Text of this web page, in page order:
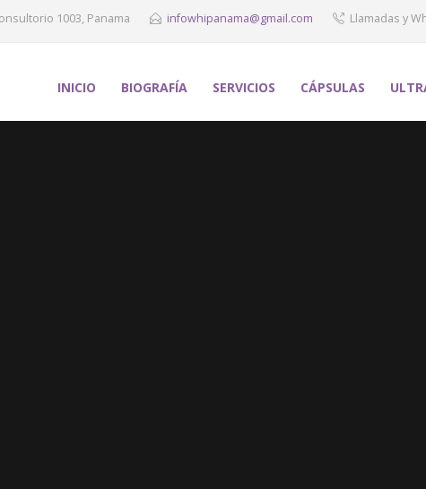
1003, Panama infowhipanama@gmail.com Llamadas y
INICIO BIOGRAFÍA SERVICIOS CÁPSULAS